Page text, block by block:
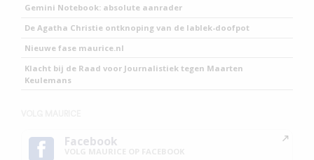
Gemini Notebook: absolute aanrader
De Agatha Christie ontknoping van de lablek-doofpot
Nieuwe fase maurice.nl
Klacht bij de Raad voor Journalistiek tegen Maarten
Keulemans
Facebook